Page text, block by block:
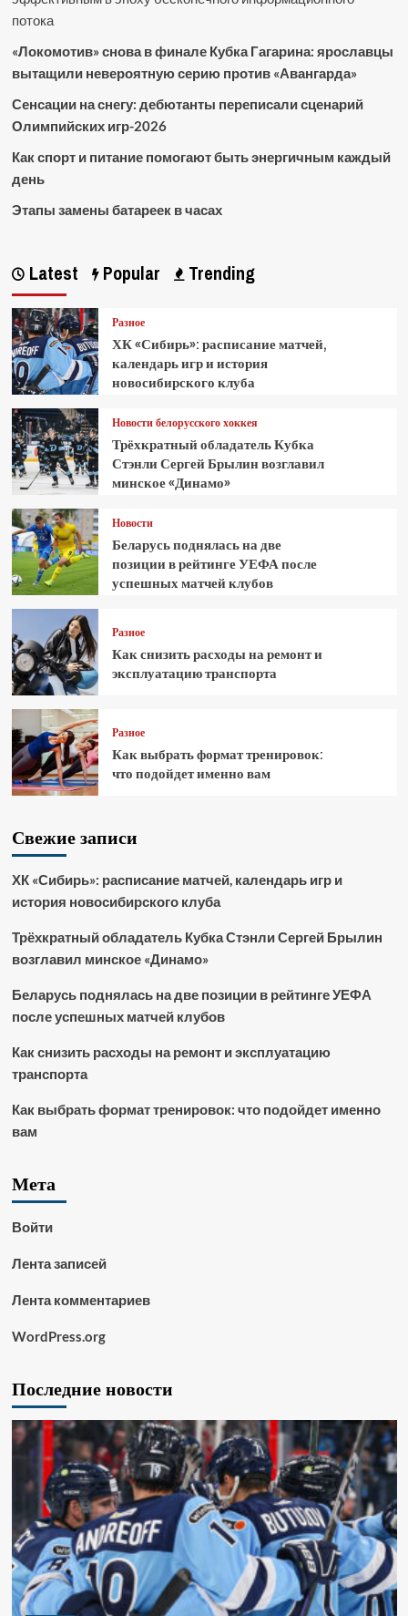
потока
«Локомотив» снова в финале Кубка Гагарина: ярославцы
вытащили невероятную серию против «Авангарда»
Сенсации на снегу: дебютанты переписали сценарий
Олимпийских игр-2026
Как спорт и питание помогают быть энергичным каждый
день
Этапы замены батареек в часах
Latest Popular Trending
Разное
ХК «Сибирь»: расписание матчей,
календарь игр и история
новосибирского клуба
Новости белорусского хоккея
Трёхкратный обладатель Кубка
Стэнли Сергей Брылин возглавил
минское «Динамо»
Новости
Беларусь поднялась на две
позиции в рейтинге УЕФА после
успешных матчей клубов
Разное
Как снизить расходы на ремонт и
эксплуатацию транспорта
Разное
Как выбрать формат тренировок:
что подойдет именно вам
Свежие записи
ХК «Сибирь»: расписание матчей, календарь игр и
история новосибирского клуба
Трёхкратный обладатель Кубка Стэнли Сергей Брылин
возглавил минское «Динамо»
Беларусь поднялась на две позиции в рейтинге УЕФА
после успешных матчей клубов
Как снизить расходы на ремонт и эксплуатацию
транспорта
Как выбрать формат тренировок: что подойдет именно
вам
Мета
Войти
Лента записей
Лента комментариев
WordPress.org
Последние новости